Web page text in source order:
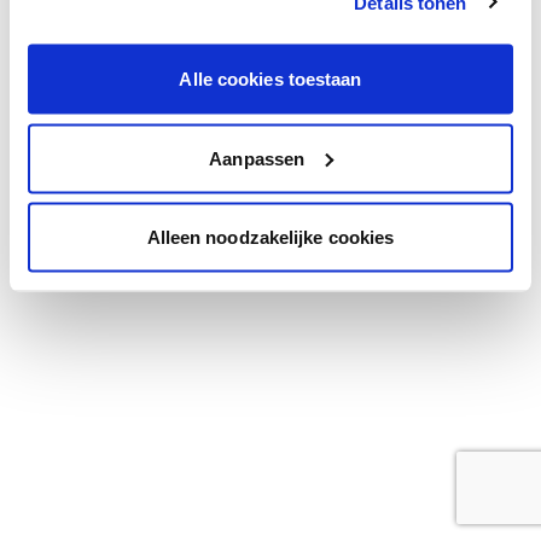
Alle cookies toestaan
Aanpassen
Alleen noodzakelijke cookies
browser console for more information).